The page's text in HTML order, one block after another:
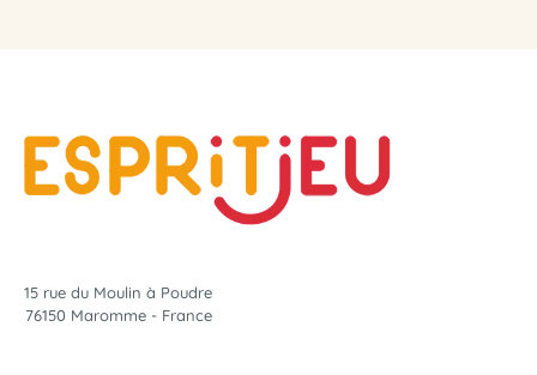
15 rue du Moulin à Poudre
76150 Maromme - France